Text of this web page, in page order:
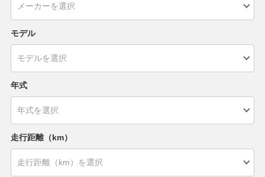
モデル
年式
走行距離（km）